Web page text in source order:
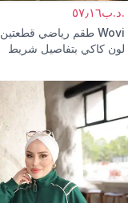
.د.ب٥٧٫١٦
Wovi طقم رياضي قطعتين
لون كاكي بتفاصيل شريط